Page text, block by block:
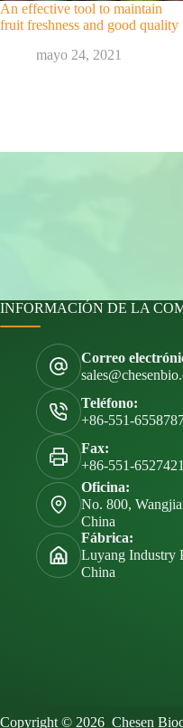
An effective tool to maintain
fruit freshness and good quality
mayo 24, 2021
INFORMACIÓN DE LA
Correo
Teléfono:
+86-551-
Fax:
+86-551-
Oficina:
No. 800,
China
Fábrica:
Luyang Industry
China
Copyright © 2026 Chesen